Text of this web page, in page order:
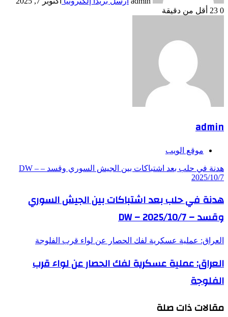
0
أقل من دقيقة
admin
موقع الويب
هدنة في حلب بعد اشتباكات بين الجيش السوري وقسد – DW –
2025/10/7
هدنة في حلب بعد اشتباكات بين الجيش السوري
وقسد – DW – 2025/10/7
العراق: عملية عسكرية لفك الحصار عن لواء قرب الفلوجة
العراق: عملية عسكرية لفك الحصار عن لواء قرب
الفلوجة
مقالات ذات صلة